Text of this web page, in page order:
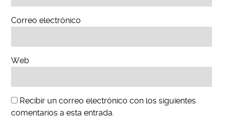
Correo electrónico
Web
Recibir un correo electrónico con los siguientes
comentarios a esta entrada.